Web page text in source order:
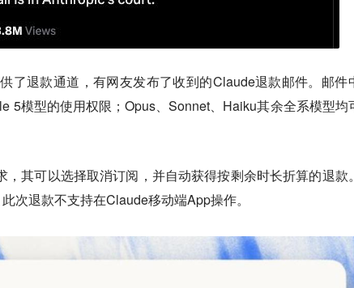
了退款通道 ，有网友发布了收到的Claude退款邮件。邮件
5模型的使用权限；Opus、Sonnet、Haiku其余全系模型均
其可以选择取消订阅，并自动获得按剩余时长折算的退款
次退款不支持在Claude移动端App操作。